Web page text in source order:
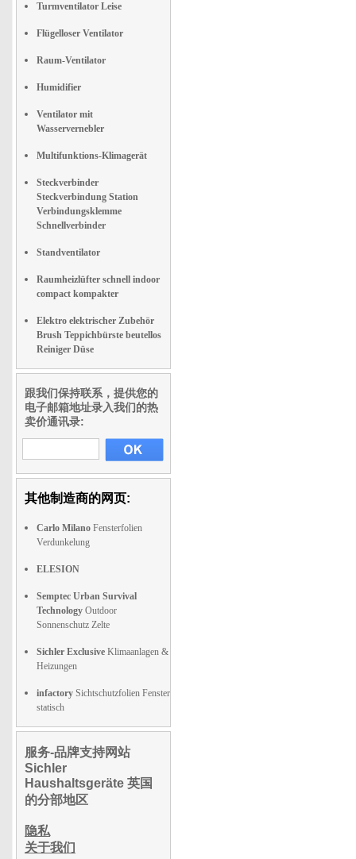
Turmventilator Leise
Flügelloser Ventilator
Raum-Ventilator
Humidifier
Ventilator mit
Wasservernebler
Multifunktions-Klimagerät
Steckverbinder
Steckverbindung Station
Verbindungsklemme
Schnellverbinder
Standventilator
Raumheizlüfter schnell indoor
compact kompakter
Elektro elektrischer Zubehör
Brush Teppichbürste beutellos
Reiniger Düse
跟我们保持联系，提供您的
电子邮箱地址录入我们的热
卖价通讯录:
其他制造商的网页:
Carlo Milano Fensterfolien
Verdunkelung
ELESION
Semptec Urban Survival
Technology Outdoor
Sonnenschutz Zelte
Sichler Exclusive Klimaanlagen &
Heizungen
infactory Sichtschutzfolien Fenster
statisch
服务-品牌支持网站
Sichler
Haushaltsgeräte 英国
的分部地区
隐私
关于我们